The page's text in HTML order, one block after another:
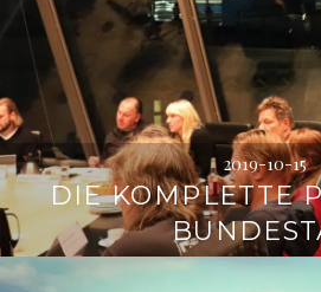
2019-10-15
DIE KOMPLETTE